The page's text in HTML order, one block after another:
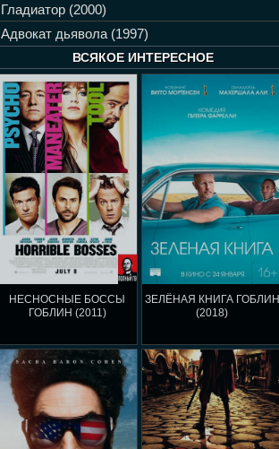
Гладиатор (2000)
Адвокат дьявола (1997)
ВСЯКОЕ ИНТЕРЕСНОЕ
НЕСНОСНЫЕ БОССЫ
ГОБЛИН (2011)
ЗЕЛЁНАЯ КНИГА ГОБЛИН
(2018)